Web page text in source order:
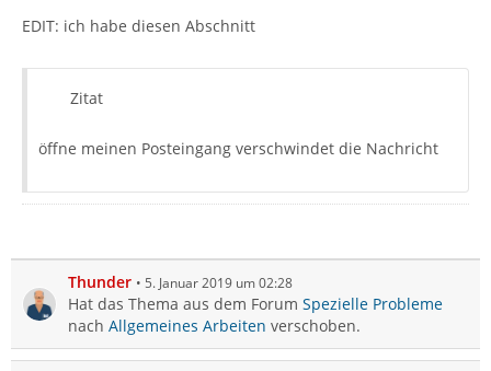
EDIT: ich habe diesen Abschnitt
Zitat
öffne meinen Posteingang verschwindet die Nachricht
Thunder 5. Januar 2019 um 02:28
Hat das Thema aus dem Forum Spezielle Probleme
nach Allgemeines Arbeiten verschoben.